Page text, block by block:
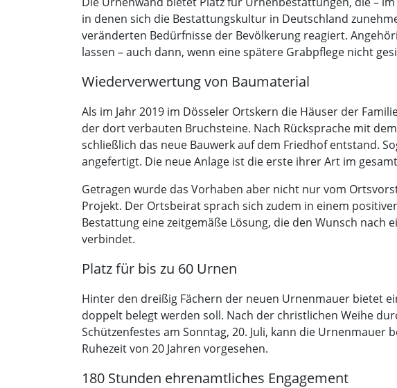
in denen sich die Bestattungskultur in Deutschland
veränderten Bedürfnisse der Bevölkerung reagiert.
lassen – auch dann, wenn eine spätere Grabpflege nicht
Wiederverwertung von Baumaterial
Als im Jahr 2019 im Dösseler Ortskern die Häuser der
der dort verbauten Bruchsteine. Nach Rücksprache mit
schließlich das neue Bauwerk auf dem Friedhof entstand.
angefertigt. Die neue Anlage ist die erste ihrer Art im
Getragen wurde das Vorhaben aber nicht nur vom
Projekt. Der Ortsbeirat sprach sich zudem in einem
Bestattung eine zeitgemäße Lösung, die den Wunsch
verbindet.
Platz für bis zu 60 Urnen
Hinter den dreißig Fächern der neuen Urnenmauer bietet
doppelt belegt werden soll. Nach der christlichen Weihe
Schützenfestes am Sonntag, 20. Juli, kann die
Ruhezeit von 20 Jahren vorgesehen.
180 Stunden ehrenamtliches Engagement